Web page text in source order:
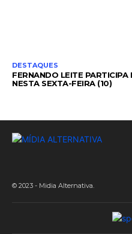
DESTAQUES
FERNANDO LEITE
NESTA SEXTA-FEIRA (10)
© 2023 - Midia Alternativa.